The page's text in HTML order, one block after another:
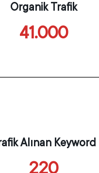
Organik Trafik
41.000
Alınan Keyword
220